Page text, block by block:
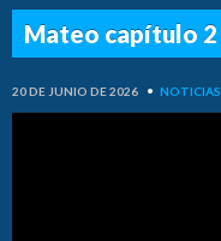
Mateo capítulo 2
20 DE JUNIO DE 2026 • NOTICIAS